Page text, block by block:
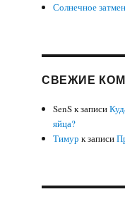
Солнечное
СВЕЖИЕ
SenSк записи
яйца?
Тимур к записи